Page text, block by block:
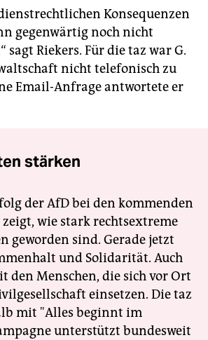
Konsequenzen
gegenwärtig noch nicht
Riekers. Für die taz war G.
nicht telefonisch zu
Email-Anfrage antwortete er
stärken
der AfD bei den kommenden
wie stark rechtsextreme
geworden sind. Gerade jetzt
und Solidarität. Auch
den Menschen, die sich vor Ort
einsetzen. Die taz
mit "Alles beginnt im
unterstützt bundesweit